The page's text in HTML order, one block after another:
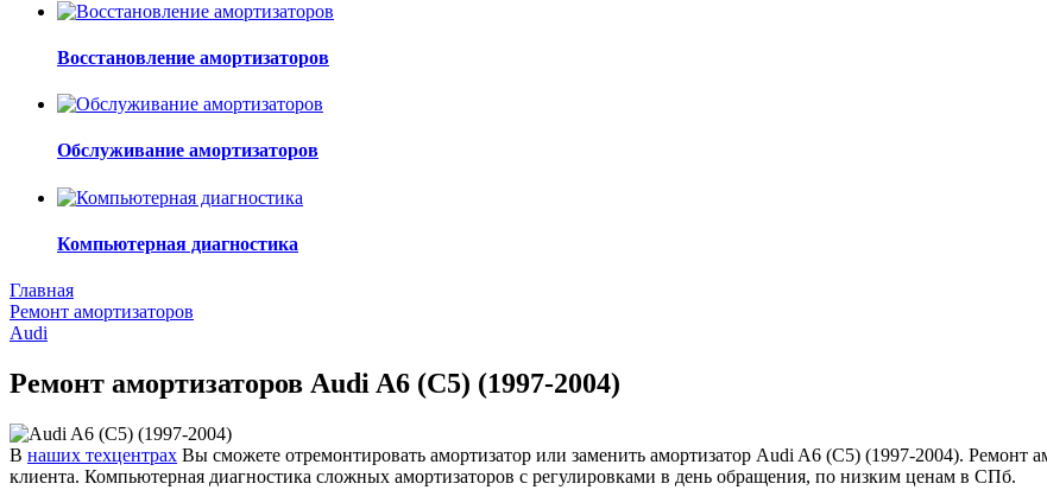
Восстановление амортизаторов
Обслуживание амортизаторов
Компьютерная диагностика
Главная
Ремонт амортизаторов
Audi
Ремонт амортизаторов Audi A6 (C5) (1997-2004)
В наших техцентрах Вы сможете отремонтировать амортизатор или заменить амортизатор Audi A6 (C5) (1997-2004). Ремонт
клиента. Компьютерная диагностика сложных амортизаторов с регулировками в день обращения, по низким ценам в СПб.